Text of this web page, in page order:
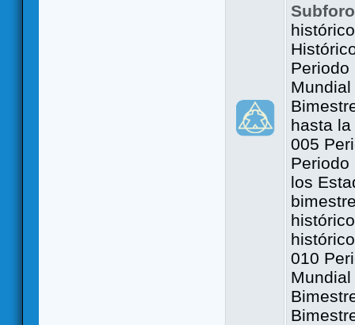
Periodo
hasta
005
Periodo
los
010